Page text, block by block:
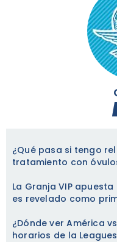
¿Qué pasa si tengo
tratamiento con
La Granja VIP
es revelado como
¿Dónde ver América
horarios de la